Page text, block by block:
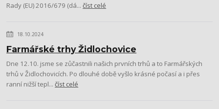
Rady (EU) 2016/679 (dá...číst celé
18.10.2024
Farmářské trhy Židlochovice
Dne 12.10. jsme se zůčastnili našich prvních trhů a to Farmářských
trhů v Židlochovicích. Po dlouhé době vyšlo krásné počasí a i přes
ranní nižší tepl...číst celé